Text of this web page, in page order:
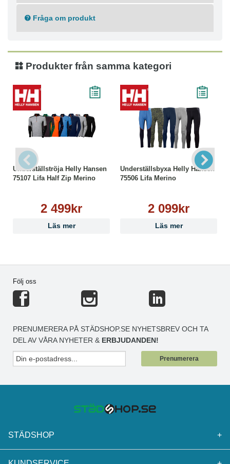
Polypropylen 43%
Strykning låg temperatur
Ej torktumling
Tål ej blekmedel
Fråga om produkt
Produkter från samma kategori
Underställströja Helly Hansen
75107 Lifa Half Zip Merino
2 499kr
Läs mer
Underställsbyxa Helly Hansen
75506 Lifa Merino
2 099kr
Läs mer
Följ oss
PRENUMERERA PÅ STÄDSHOP.SE NYHETSBREV OCH TA
DEL AV VÅRA NYHETER & ERBJUDANDEN!
Prenumerera
STÄDSHOP +